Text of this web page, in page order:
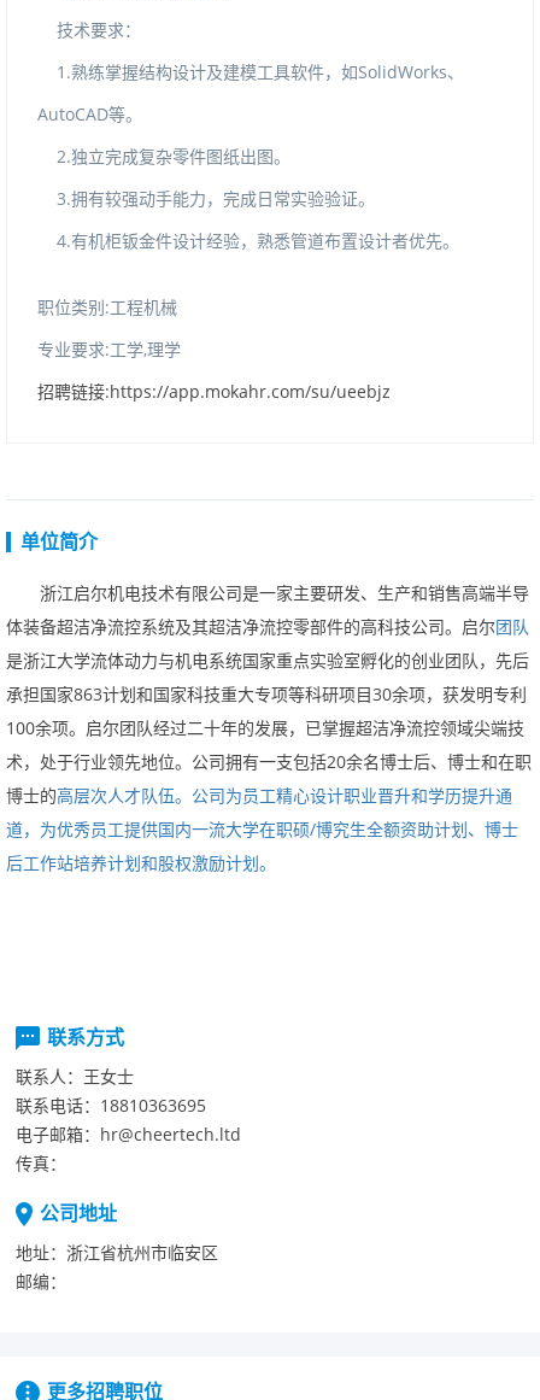
技术要求：
1.熟练掌握结构设计及建模工具软件，如SolidWorks、
AutoCAD等。
2.独立完成复杂零件图纸出图。
3.拥有较强动手能力，完成日常实验验证。
4.有机柜钣金件设计经验，熟悉管道布置设计者优先。
职位类别:工程机械
专业要求:工学,理学
招聘链接:https://app.mokahr.com/su/ueebjz
单位简介
浙江启尔机电技术有限公司是一家主要研发、生产和销售高端半导
体装备超洁净流控系统及其超洁净流控零部件的高科技公司。 启尔团队
是浙江大学流体动力与机电系统国家重点实验室孵化的创业团队，先后
承担国家863计划和国家科技重大专项等科研项目30余项，获发明专利
100余项。启尔团队经过二十年的发展，已掌握超洁净流控领域尖端技
术，处于行业领先地位。 公司拥有一支包括20余名博士后、博士和在职
博士的高层次人才队伍。 公司为员工精心设计职业晋升和学历提升通
道，为优秀员工提供国内一流大学在职硕/博究生全额资助计划、博士
后工作站培养计划和股权激励计划。
联系方式
联系人： 王女士
联系电话： 18810363695
电子邮箱： hr@cheertech.ltd
传真：
公司地址
地址： 浙江省杭州市临安区
邮编：
更多招聘职位